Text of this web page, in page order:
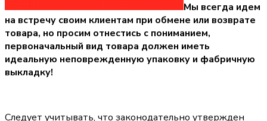
Мы всегда идем
на встречу своим клиентам при обмене или возврате
товара, но просим отнестись с пониманием,
первоначальный вид товара должен иметь
идеальную неповрежденную упаковку и фабричную
выкладку!
Следует учитывать, что законодательно утвержден